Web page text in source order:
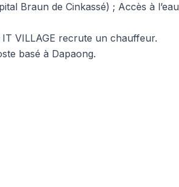
Braun de Cinkassé) ; Accès à l’eau
VILLAGE recrute un chauffeur.
basé à Dapaong.